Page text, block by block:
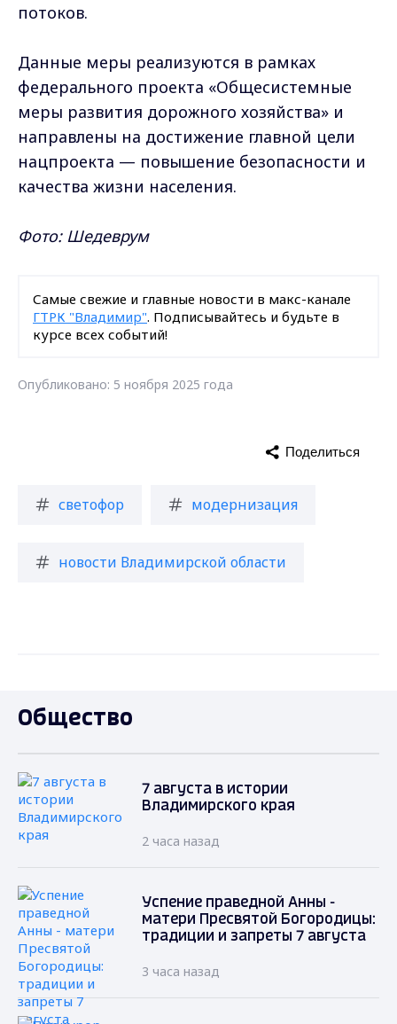
потоков.
Данные меры реализуются в рамках
федерального проекта «Общесистемные
меры развития дорожного хозяйства» и
направлены на достижение главной цели
нацпроекта — повышение безопасности и
качества жизни населения.
Фото: Шедеврум
Самые свежие и главные новости в макс-канале
ГТРК "Владимир". Подписывайтесь и будьте в
курсе всех событий!
Опубликовано: 5 ноября 2025 года
светофор модернизация
новости Владимирской области
Поделиться
Общество
7 августа в истории
Владимирского края
2 часа назад
Успение праведной Анны -
матери Пресвятой Богородицы:
традиции и запреты 7 августа
3 часа назад